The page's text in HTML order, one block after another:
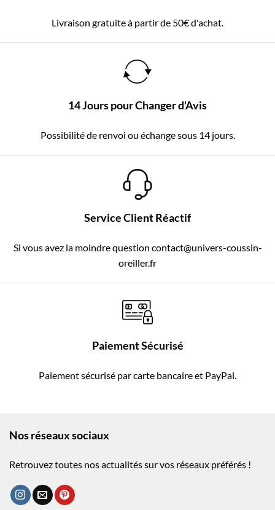
Livraison gratuite à partir de 50€ d'achat.
14 Jours pour Changer d'Avis
Possibilité de renvoi ou échange sous 14 jours.
Service Client Réactif
Si vous avez la moindre question contact@univers-coussin-
oreiller.fr
Paiement Sécurisé
Paiement sécurisé par carte bancaire et PayPal.
Nos réseaux sociaux
Retrouvez toutes nos actualités sur vos réseaux préférés !